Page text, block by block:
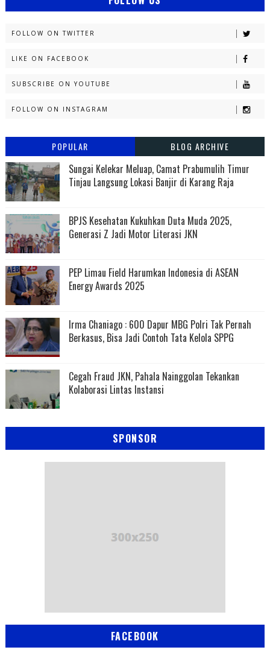
FOLLOW ON TWITTER
LIKE ON FACEBOOK
SUBSCRIBE ON YOUTUBE
FOLLOW ON INSTAGRAM
POPULAR BLOG ARCHIVE
Sungai Kelekar Meluap, Camat Prabumulih Timur
Tinjau Langsung Lokasi Banjir di Karang Raja
BPJS Kesehatan Kukuhkan Duta Muda 2025,
Generasi Z Jadi Motor Literasi JKN
PEP Limau Field Harumkan Indonesia di ASEAN
Energy Awards 2025
Irma Chaniago : 600 Dapur MBG Polri Tak Pernah
Berkasus, Bisa Jadi Contoh Tata Kelola SPPG
Cegah Fraud JKN, Pahala Nainggolan Tekankan
Kolaborasi Lintas Instansi
SPONSOR
FACEBOOK